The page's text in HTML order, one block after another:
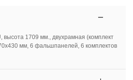
высота 1709 мм., двухрамная (комплект
мм, 6 фальшпанелей, 6 комплектов